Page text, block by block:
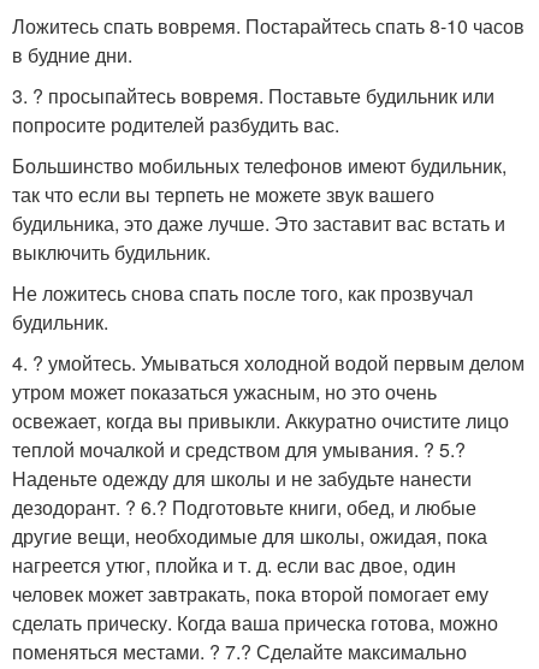
Ложитесь спать вовремя. Постарайтесь спать 8-10 часов
в будние дни.
3. ? просыпайтесь вовремя. Поставьте будильник или
попросите родителей разбудить вас.
Большинство мобильных телефонов имеют будильник,
так что если вы терпеть не можете звук вашего
будильника, это даже лучше. Это заставит вас встать и
выключить будильник.
Не ложитесь снова спать после того, как прозвучал
будильник.
4. ? умойтесь. Умываться холодной водой первым делом
утром может показаться ужасным, но это очень
освежает, когда вы привыкли. Аккуратно очистите лицо
теплой мочалкой и средством для умывания. ? 5.?
Наденьте одежду для школы и не забудьте нанести
дезодорант. ? 6.? Подготовьте книги, обед, и любые
другие вещи, необходимые для школы, ожидая, пока
нагреется утюг, плойка и т. д. если вас двое, один
человек может завтракать, пока второй помогает ему
сделать прическу. Когда ваша прическа готова, можно
поменяться местами. ? 7.? Сделайте максимально